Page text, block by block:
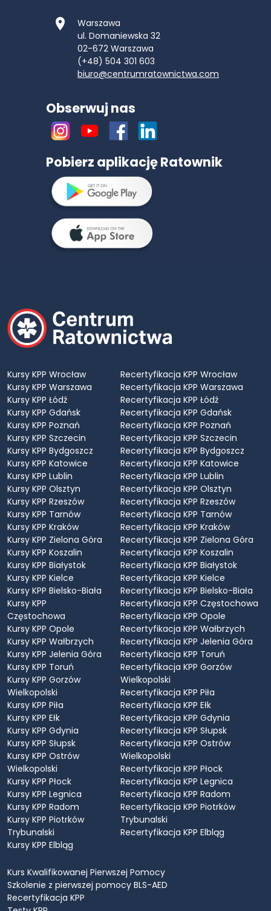
Warszawa
ul. Domaniewska 32
02-672 Warszawa
(+48) 504 301 603
biuro@centrumratownictwa.com
Obserwuj nas
Pobierz aplikację Ratownik
Kursy KPP Wrocław
Kursy KPP Warszawa
Kursy KPP Łódź
Kursy KPP Gdańsk
Kursy KPP Poznań
Kursy KPP Szczecin
Kursy KPP Bydgoszcz
Kursy KPP Katowice
Kursy KPP Lublin
Kursy KPP Olsztyn
Kursy KPP Rzeszów
Kursy KPP Tarnów
Kursy KPP Kraków
Kursy KPP Zielona Góra
Kursy KPP Koszalin
Kursy KPP Białystok
Kursy KPP Kielce
Kursy KPP Bielsko-Biała
Kursy KPP
Częstochowa
Kursy KPP Opole
Kursy KPP Wałbrzych
Kursy KPP Jelenia Góra
Kursy KPP Toruń
Kursy KPP Gorzów
Wielkopolski
Kursy KPP Piła
Kursy KPP Ełk
Kursy KPP Gdynia
Kursy KPP Słupsk
Kursy KPP Ostrów
Wielkopolski
Kursy KPP Płock
Kursy KPP Legnica
Kursy KPP Radom
Kursy KPP Piotrków
Trybunalski
Kursy KPP Elbląg
Recertyfikacja KPP Wrocław
Recertyfikacja KPP Warszawa
Recertyfikacja KPP Łódź
Recertyfikacja KPP Gdańsk
Recertyfikacja KPP Poznań
Recertyfikacja KPP Szczecin
Recertyfikacja KPP Bydgoszcz
Recertyfikacja KPP Katowice
Recertyfikacja KPP Lublin
Recertyfikacja KPP Olsztyn
Recertyfikacja KPP Rzeszów
Recertyfikacja KPP Tarnów
Recertyfikacja KPP Kraków
Recertyfikacja KPP Zielona Góra
Recertyfikacja KPP Koszalin
Recertyfikacja KPP Białystok
Recertyfikacja KPP Kielce
Recertyfikacja KPP Bielsko-Biała
Recertyfikacja KPP Częstochowa
Recertyfikacja KPP Opole
Recertyfikacja KPP Wałbrzych
Recertyfikacja KPP Jelenia Góra
Recertyfikacja KPP Toruń
Recertyfikacja KPP Gorzów
Wielkopolski
Recertyfikacja KPP Piła
Recertyfikacja KPP Ełk
Recertyfikacja KPP Gdynia
Recertyfikacja KPP Słupsk
Recertyfikacja KPP Ostrów
Wielkopolski
Recertyfikacja KPP Płock
Recertyfikacja KPP Legnica
Recertyfikacja KPP Radom
Recertyfikacja KPP Piotrków
Trybunalski
Recertyfikacja KPP Elbląg
Kurs Kwalifikowanej Pierwszej Pomocy
Szkolenie z pierwszej pomocy BLS-AED
Recertyfikacja KPP